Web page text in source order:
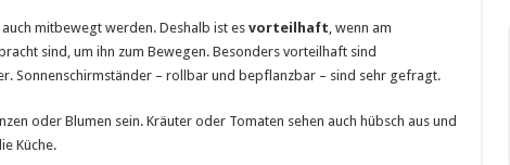
mitbewegt werden. Deshalb ist es vorteilhaft , wenn am
sind, um ihn zum Bewegen. Besonders vorteilhaft sind
Sonnenschirmständer – rollbar und bepflanzbar – sind sehr gefragt.
oder Blumen sein. Kräuter oder Tomaten sehen auch hübsch aus und
Küche.